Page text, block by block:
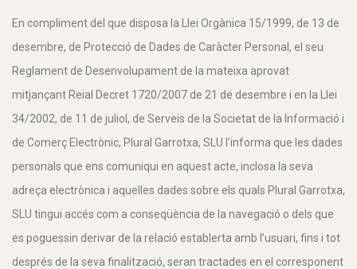
En compliment del que disposa la Llei Orgànica 15/1999, de 13 de
desembre, de Protecció de Dades de Caràcter Personal, el seu
Reglament de Desenvolupament de la mateixa aprovat
mitjançant Reial Decret 1720/2007 de 21 de desembre i en la Llei
34/2002, de 11 de juliol, de Serveis de la Societat de la Informació i
de Comerç Electrònic, Plural Garrotxa, SLU l’informa que les dades
personals que ens comuniqui en aquest acte, inclosa la seva
adreça electrònica i aquelles dades sobre els quals Plural Garrotxa,
SLU tingui accés com a conseqüència de la navegació o dels que
es poguessin derivar de la relació establerta amb l’usuari, fins i tot
després de la seva finalització, seran tractades en el corresponent